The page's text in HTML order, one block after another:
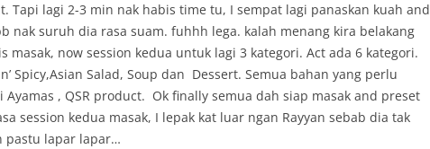
Tapi lagi 2-3 min nak habis time tu, I sempat lagi panaskan kuah and
nak suruh dia rasa suam. fuhhh lega. kalah menang kira belakang
masak, now session kedua untuk lagi 3 kategori. Act ada 6 kategori.
Spicy,Asian Salad, Soup dan Dessert. Semua bahan yang perlu
, QSR product. Ok finally semua dah siap masak and preset
session kedua masak, I lepak kat luar ngan Rayyan sebab dia tak
pastu lapar lapar…